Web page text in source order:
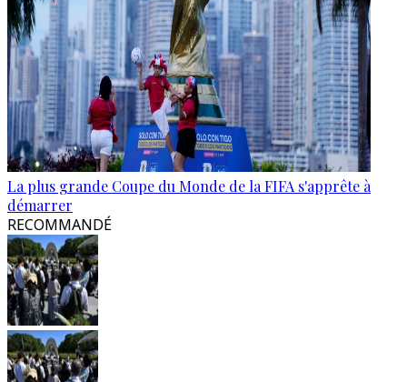
La plus grande Coupe du Monde de la FIFA s'apprête à
démarrer
RECOMMANDÉ